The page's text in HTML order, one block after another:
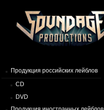
Продукция российских лейблов
CD
DVD